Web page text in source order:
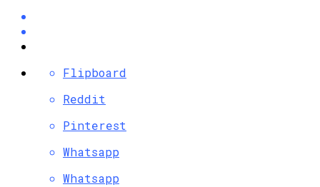
Flipboard
Reddit
Pinterest
Whatsapp
Whatsapp